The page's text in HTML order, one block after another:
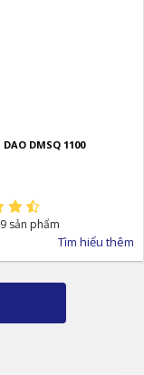
DMSQ 1100
sản phẩm
Tìm hiểu thêm